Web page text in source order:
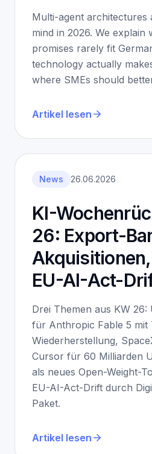
Multi-agent architectures
mind in 2026. We explain
promises rarely fit
technology actually
where SMEs should
Artikel lesen
News 26.06.2026
KI-
26: Export-
EU-AI-Act-
Drei Themen aus KW
für Anthropic Fable 5 mit
Wiederherstellung,
Cursor für 60 Milliarden
als neues Open-Weight-
EU-AI-Act-Drift durch
Paket.
Artikel lesen